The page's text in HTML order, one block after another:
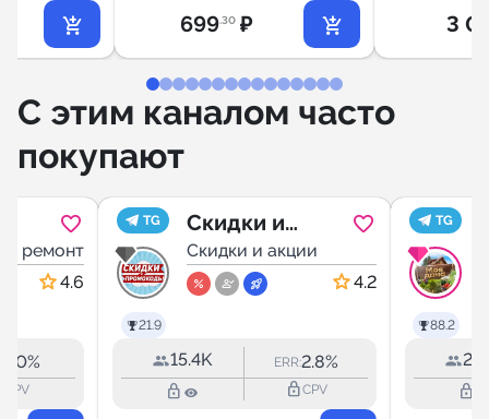
699.30 ₽ 3
С этим каналом часто
покупают
и ремонт
4.6
1.0%
CPV
TG
21.9
Скидки и
промокоды
Скидки и акции
4.2
15.4K ERR:2.8%
lock_outline lock_outlineCPV
TG
88.2
lock_outline